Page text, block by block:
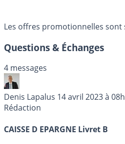
Les offres promotionnelles sont
Questions & Échanges
4 messages
Denis Lapalus 14 avril 2023 à
Rédaction
CAISSE D EPARGNE Livret B